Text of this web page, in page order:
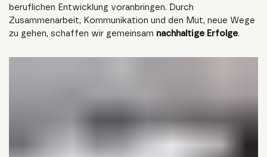
beruflichen Entwicklung voranbringen. Durch
Zusammenarbeit, Kommunikation und den Mut, neue Wege
zu gehen, schaffen wir gemeinsam nachhaltige Erfolge.